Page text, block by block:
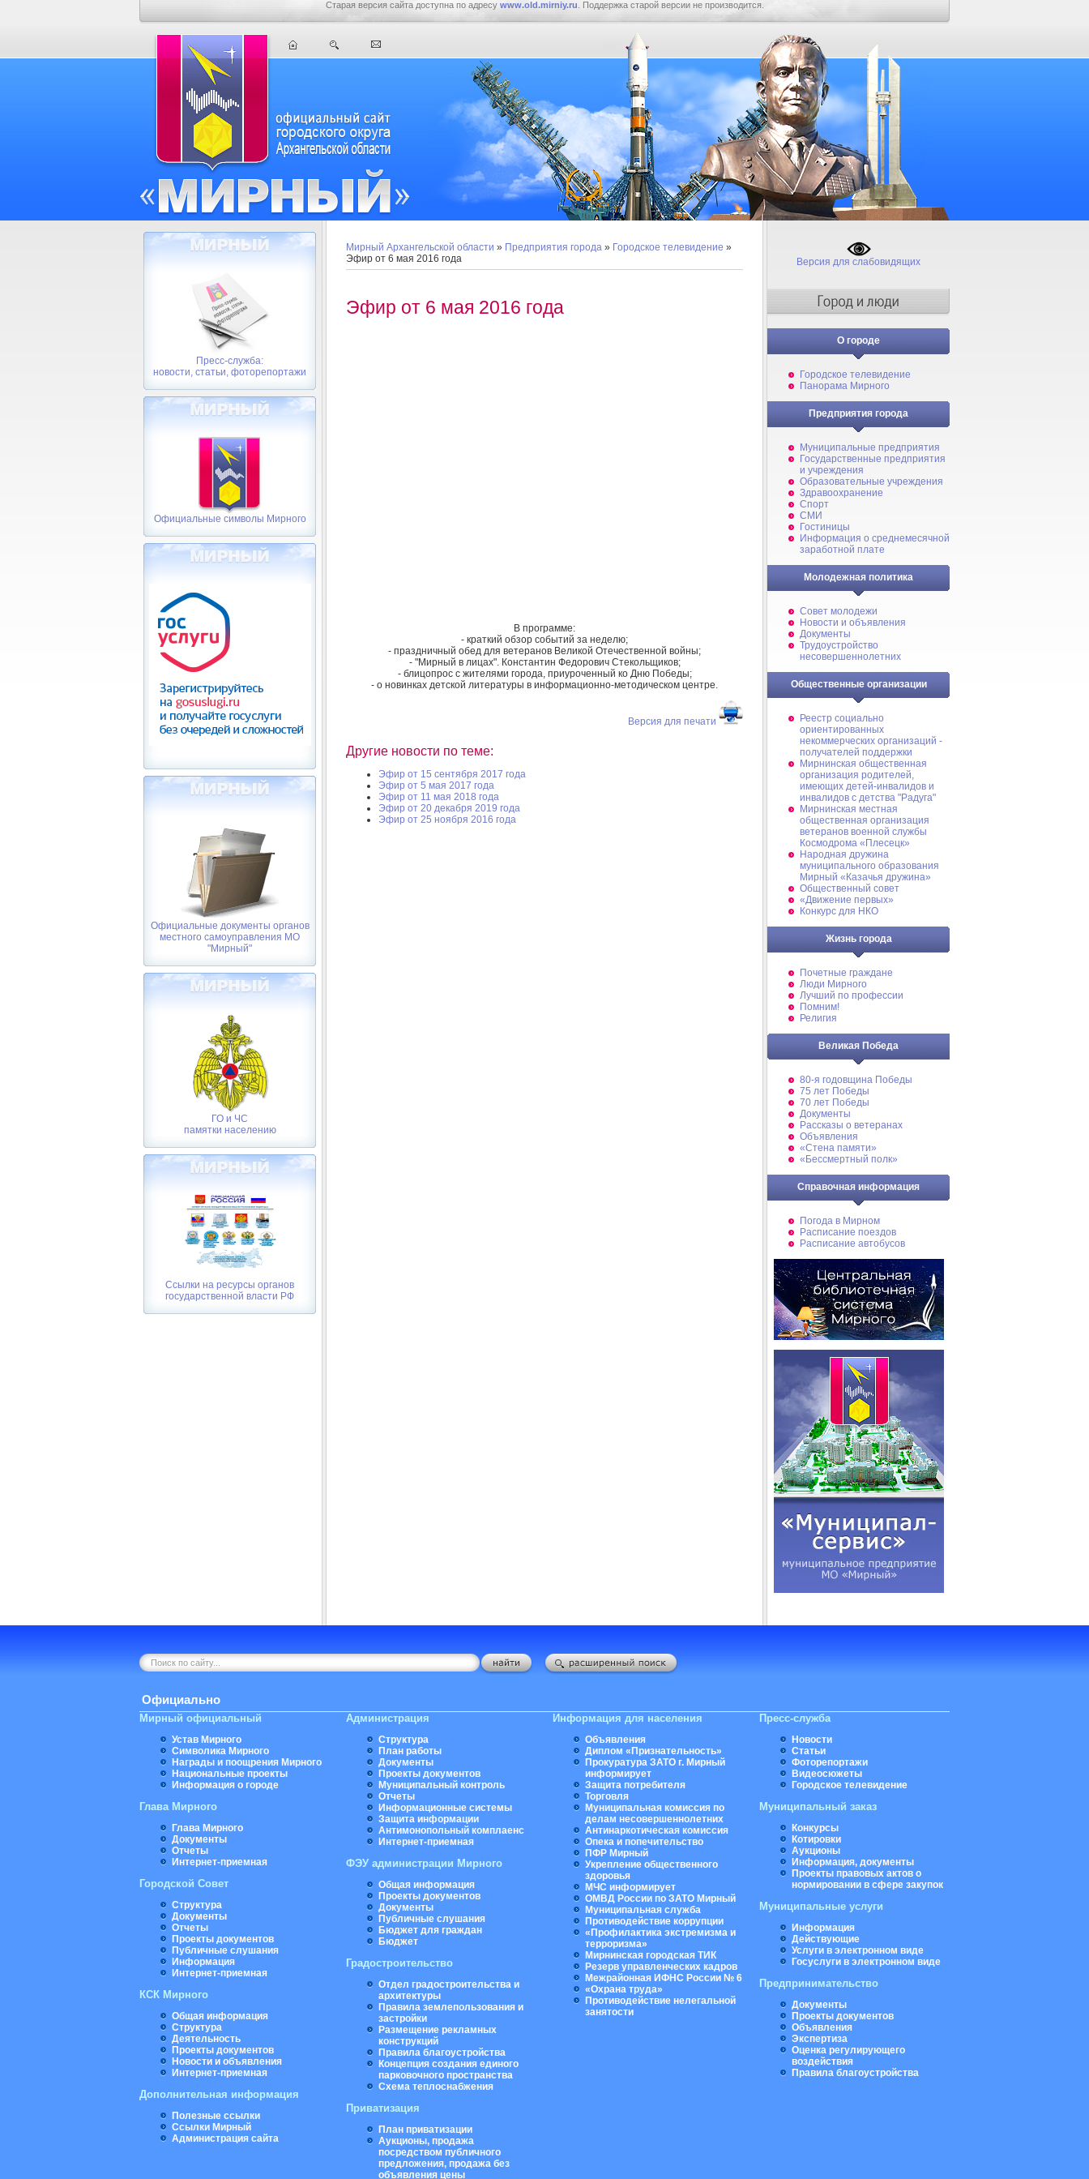
Старая версия сайта доступна по адресу www.old.mirniy.ru . Поддержка старой версии не производится.
Пресс-служба:
новости, статьи, фоторепортажи
Официальные символы Мирного
Официальные документы органов
местного самоуправления МО
"Мирный"
ГО и ЧС
памятки населению
Ссылки на ресурсы органов
государственной власти РФ
Мирный Архангельской области » Предприятия города » Городское телевидение »
Эфир от 6 мая 2016 года
Эфир от 6 мая 2016 года
В программе:
- краткий обзор событий за неделю;
- праздничный обед для ветеранов Великой Отечественной войны;
- "Мирный в лицах". Константин Федорович Стекольщиков;
- блицопрос с жителями города, приуроченный ко Дню Победы;
- о новинках детской литературы в информационно-методическом центре.
Версия для печати
Другие новости по теме:
Эфир от 15 сентября 2017 года
Эфир от 5 мая 2017 года
Эфир от 11 мая 2018 года
Эфир от 20 декабря 2019 года
Эфир от 25 ноября 2016 года
Версия для слабовидящих
О городе
Городское телевидение
Панорама Мирного
Предприятия города
Муниципальные предприятия
Государственные предприятия
и учреждения
Образовательные учреждения
Здравоохранение
Спорт
СМИ
Гостиницы
Информация о среднемесячной
заработной плате
Молодежная политика
Совет молодежи
Новости и объявления
Документы
Трудоустройство
несовершеннолетних
Общественные организации
Реестр социально
ориентированных
некоммерческих организаций -
получателей поддержки
Мирнинская общественная
организация родителей,
имеющих детей-инвалидов и
инвалидов с детства "Радуга"
Мирнинская местная
общественная организация
ветеранов военной службы
Космодрома «Плесецк»
Народная дружина
муниципального образования
Мирный «Казачья дружина»
Общественный совет
«Движение первых»
Конкурс для НКО
Жизнь города
Почетные граждане
Люди Мирного
Лучший по профессии
Помним!
Религия
Великая Победа
80-я годовщина Победы
75 лет Победы
70 лет Победы
Документы
Рассказы о ветеранах
Объявления
«Стена памяти»
«Бессмертный полк»
Справочная информация
Погода в Мирном
Расписание поездов
Расписание автобусов
Официально
Мирный официальный
Устав Мирного
Символика Мирного
Награды и поощрения Мирного
Национальные проекты
Информация о городе
Глава Мирного
Глава Мирного
Документы
Отчеты
Интернет-приемная
Городской Совет
Структура
Документы
Отчеты
Проекты документов
Публичные слушания
Информация
Интернет-приемная
КСК Мирного
Общая информация
Структура
Деятельность
Проекты документов
Новости и объявления
Интернет-приемная
Дополнительная информация
Полезные ссылки
Ссылки Мирный
Администрация сайта
Администрация
Структура
План работы
Документы
Проекты документов
Муниципальный контроль
Отчеты
Информационные системы
Защита информации
Антимонопольный комплаенс
Интернет-приемная
ФЭУ администрации Мирного
Общая информация
Проекты документов
Документы
Публичные слушания
Бюджет для граждан
Бюджет
Градостроительство
Отдел градостроительства и
архитектуры
Правила землепользования и
застройки
Размещение рекламных
конструкций
Правила благоустройства
Концепция создания единого
парковочного пространства
Схема теплоснабжения
Приватизация
План приватизации
Аукционы, продажа
посредством публичного
предложения, продажа без
объявления цены
Информация для населения
Объявления
Диплом «Признательность»
Прокуратура ЗАТО г. Мирный
информирует
Защита потребителя
Торговля
Муниципальная комиссия по
делам несовершеннолетних
Антинаркотическая комиссия
Опека и попечительство
ПФР Мирный
Укрепление общественного
здоровья
МЧС информирует
ОМВД России по ЗАТО Мирный
Муниципальная cлужба
Противодействие коррупции
«Профилактика экстремизма и
терроризма»
Мирнинская городская ТИК
Резерв управленческих кадров
Межрайонная ИФНС России № 6
«Охрана труда»
Противодействие нелегальной
занятости
Пресс-служба
Новости
Статьи
Фоторепортажи
Видеосюжеты
Городское телевидение
Муниципальный заказ
Конкурсы
Котировки
Аукционы
Информация, документы
Проекты правовых актов о
нормировании в сфере закупок
Муниципальные услуги
Информация
Действующие
Услуги в электронном виде
Госуслуги в электронном виде
Предпринимательство
Документы
Проекты документов
Объявления
Экспертиза
Оценка регулирующего
воздействия
Правила благоустройства